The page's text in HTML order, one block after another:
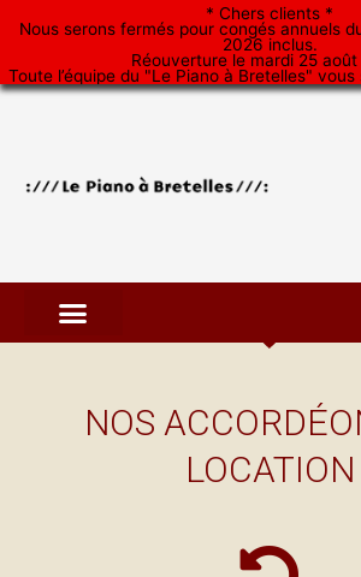
* Chers clients *
Nous serons fermés pour congés annuels
2026 inclus.
Réouverture le mardi 25
Toute l’équipe du "Le Piano à Bretelles" vous
vacances. *
NOS
LOCATION